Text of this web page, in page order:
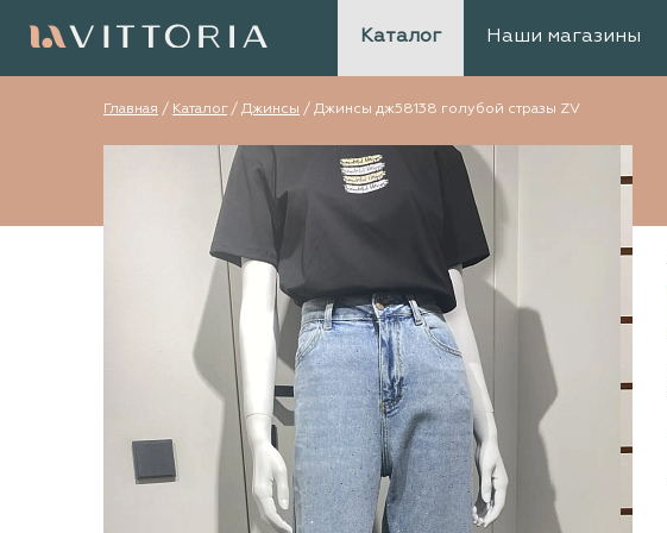
Каталог Наши магазины
Главная / Каталог/ Джинсы / Джинсы дж58138 голубой стразы ZV